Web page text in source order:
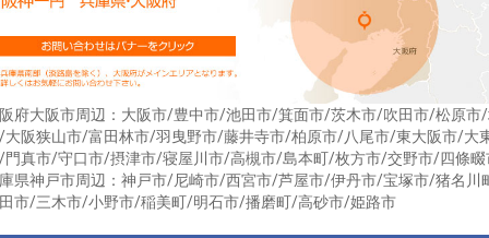
府大阪市周辺：大阪市/豊中市/池田市/箕面市/茨木市/吹田市/松原市
大阪狭山市/富田林市/羽曳野市/藤井寺市/柏原市/八尾市/東大阪市/大
門真市/守口市/摂津市/寝屋川市/高槻市/島本町/枚方市/交野市/四條畷
県神戸市周辺：神戸市/尼崎市/西宮市/芦屋市/伊丹市/宝塚市/猪名川
市/三木市/小野市/稲美町/明石市/播磨町/高砂市/姫路市